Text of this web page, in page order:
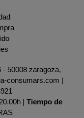
- 50008 zaragoza,
consumars.com |
| Tiempo de